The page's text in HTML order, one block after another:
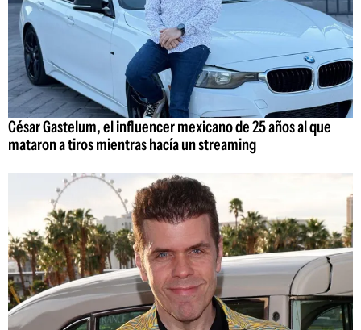
César Gastelum, el influencer mexicano de 25 años al que
mataron a tiros mientras hacía un streaming